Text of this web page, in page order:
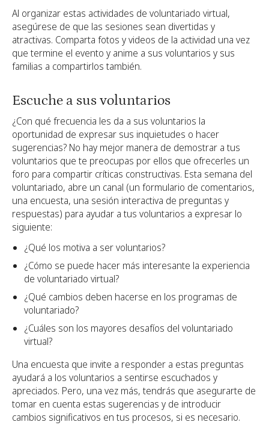
Al organizar estas actividades de voluntariado virtual,
asegúrese de que las sesiones sean divertidas y
atractivas. Comparta fotos y videos de la actividad una vez
que termine el evento y anime a sus voluntarios y sus
familias a compartirlos también.
Escuche a sus voluntarios
¿Con qué frecuencia les da a sus voluntarios la
oportunidad de expresar sus inquietudes o hacer
sugerencias? No hay mejor manera de demostrar a tus
voluntarios que te preocupas por ellos que ofrecerles un
foro para compartir críticas constructivas. Esta semana del
voluntariado, abre un canal (un formulario de comentarios,
una encuesta, una sesión interactiva de preguntas y
respuestas) para ayudar a tus voluntarios a expresar lo
siguiente:
¿Qué los motiva a ser voluntarios?
¿Cómo se puede hacer más interesante la experiencia
de voluntariado virtual?
¿Qué cambios deben hacerse en los programas de
voluntariado?
¿Cuáles son los mayores desafíos del voluntariado
virtual?
Una encuesta que invite a responder a estas preguntas
ayudará a los voluntarios a sentirse escuchados y
apreciados. Pero, una vez más, tendrás que asegurarte de
tomar en cuenta estas sugerencias y de introducir
cambios significativos en tus procesos, si es necesario.